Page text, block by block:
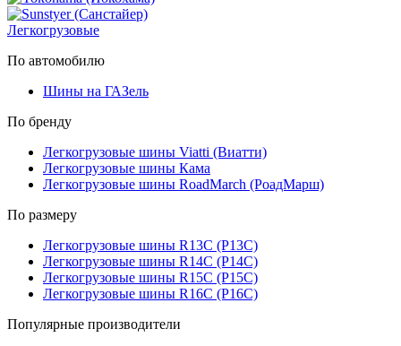
Легкогрузовые
По автомобилю
Шины на ГАЗель
По бренду
Легкогрузовые шины Viatti (Виатти)
Легкогрузовые шины Кама
Легкогрузовые шины RoadMarch (РоадМарш)
По размеру
Легкогрузовые шины R13C (Р13С)
Легкогрузовые шины R14C (Р14С)
Легкогрузовые шины R15C (Р15С)
Легкогрузовые шины R16C (Р16С)
Популярные производители